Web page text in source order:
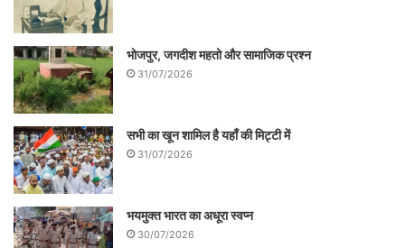
भोजपुर, जगदीश महतो और सामाजिक प्रश्न
31/07/2026
सभी का खून शामिल है यहाँ की मिट्टी में
31/07/2026
भयमुक्त भारत का अधूरा स्वप्न
30/07/2026